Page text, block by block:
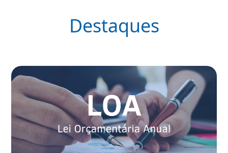
Destaques